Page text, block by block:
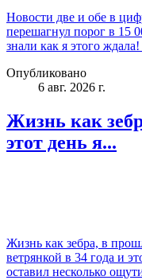
Новости две и обе в
перешагнул порог в 15
знали как я этого
Опубликовано
6 авг. 2026 г.
Жизнь как
этот день я...
Жизнь как зебра, в
ветрянкой в 34 года и
оставил несколько